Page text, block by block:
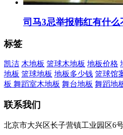
司马3忌举报韩红有什么
标签
凯洁 木地板 篮球木地板 地板价格
地板 篮球地板 地板多少钱 篮球馆
板 舞蹈室木地板 舞台地板 舞蹈地
联系我们
北京市大兴区长子营镇工业园区6